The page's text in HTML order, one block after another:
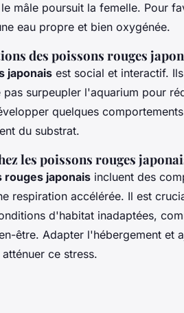
mâle poursuit la femelle. Pour
eau propre et bien oxygénée.
des poissons rouges
japonais est social et interactif.
surpeupler l'aquarium pour
quelques
du substrat.
les poissons rouges
rouges japonais incluent des
respiration accélérée. Il est
d'habitat inadaptées,
être. Adapter l'hébergement et
ce stress.